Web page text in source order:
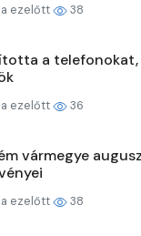
ezelőtt 38
a telefonokat,
ezelőtt 36
vármegye
ezelőtt 38